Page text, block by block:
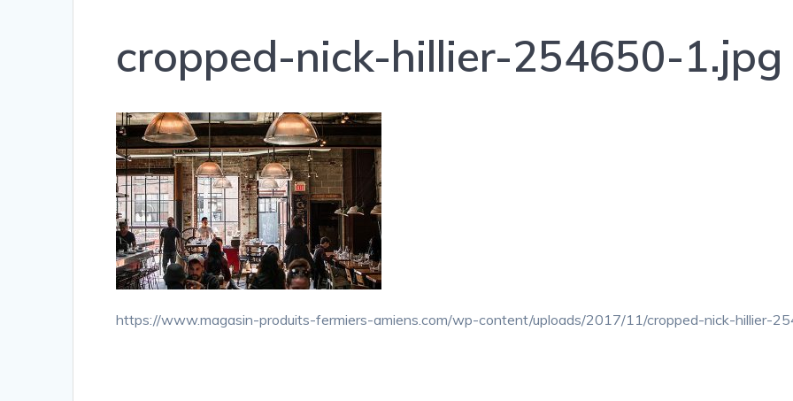
cropped-nick-hillier-254650-1.jpg
https://www.magasin-produits-fermiers-amiens.com/wp-content/uploads/2017/11/cropped-nick-hillier-